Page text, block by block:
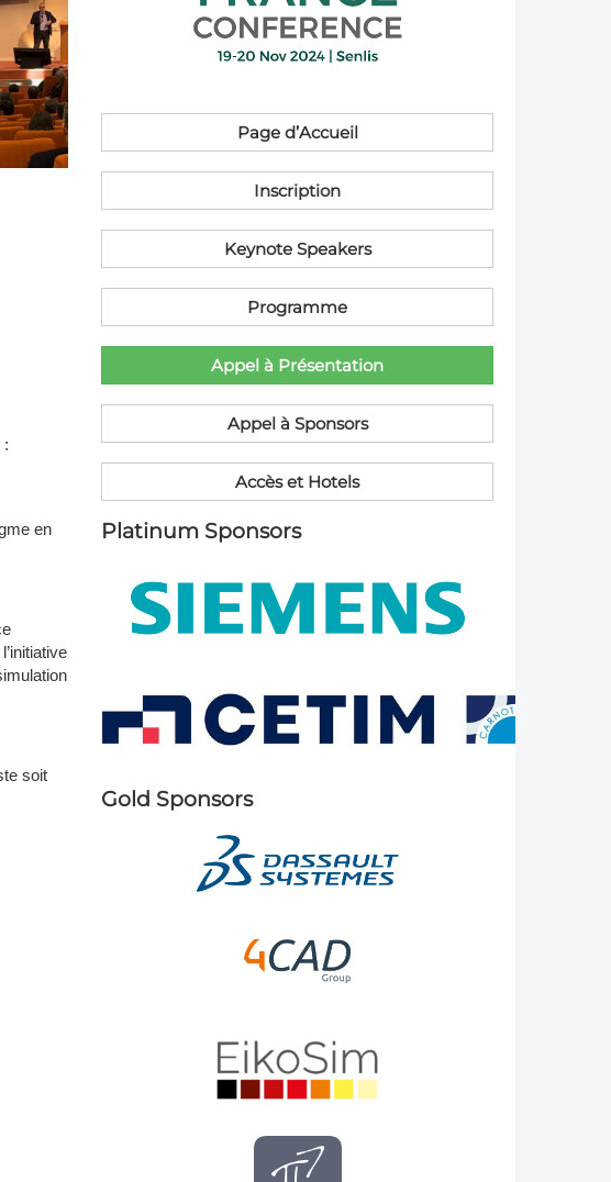
to Tender
Standards Initiative
Verification
Base
Journal of CFD Case Studies
:
en
soit
Page d’Accueil
Inscription
Keynote Speakers
Programme
A​ppel à Présentation
A​ppel à Sponsors
Accès et Hotels
Platinum Sponsors
Gold Sponsors